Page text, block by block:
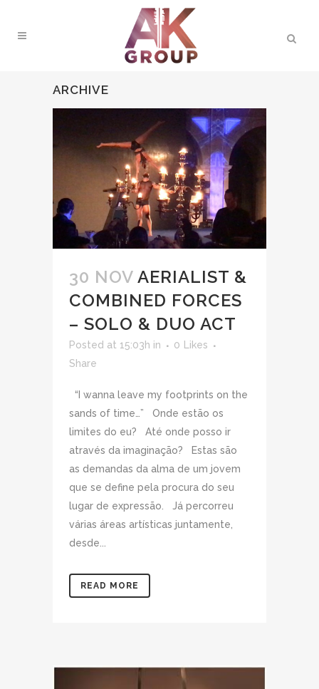
ARCHIVE
30 NOV AERIALIST &
COMBINED FORCES
– SOLO & DUO ACT
Posted at 15:03h in 0
Likes
Share
“I wanna leave my footprints on the
sands of time…” Onde estão os
limites do eu? Até onde posso ir
através da imaginação? Estas são
as demandas da alma de um jovem
que se define pela procura do seu
lugar de expressão. Já percorreu
várias áreas artísticas juntamente,
desde...
READ MORE